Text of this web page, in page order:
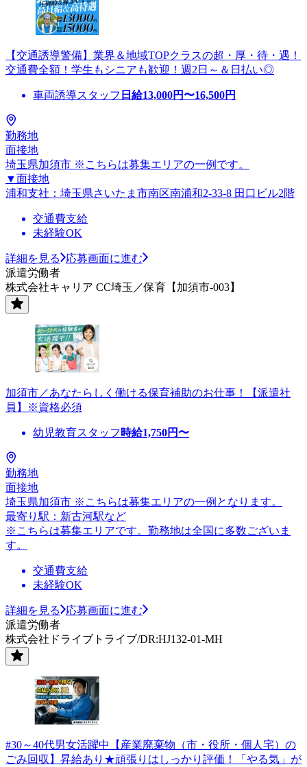
【交通誘導警備】業界＆地域TOPクラスの超・厚・待・遇！
交通費全額！学生もシニアも歓迎！週2日～＆日払い◎
車両誘導スタッフ 日給13,000円〜16,500円
勤務地
面接地
埼玉県加須市 ※こちらは募集エリアの一例です。
▼面接地
浦和支社：埼玉県さいたま市南区南浦和2-33-8 田口ビル2階
交通費支給
未経験OK
詳細を見る
応募画面に進む
派遣労働者
株式会社キャリア CC埼玉／保育【加須市-003】
加須市／あなたらしく働ける保育補助のお仕事！【派遣社
員】※資格必須
幼児教育スタッフ 時給1,750円〜
勤務地
面接地
埼玉県加須市 ※こちらは募集エリアの一例となります。
最寄り駅：新古河駅など
※こちらは募集エリアです。勤務地は全国に多数ございま
す。
交通費支給
未経験OK
詳細を見る
応募画面に進む
派遣労働者
株式会社ドライブトライブ/DR:HJ132-01-MH
#30～40代男女活躍中【産業廃棄物（市・役所・個人宅）の
ごみ回収】昇給あり★頑張りはしっかり評価！「やる気」が